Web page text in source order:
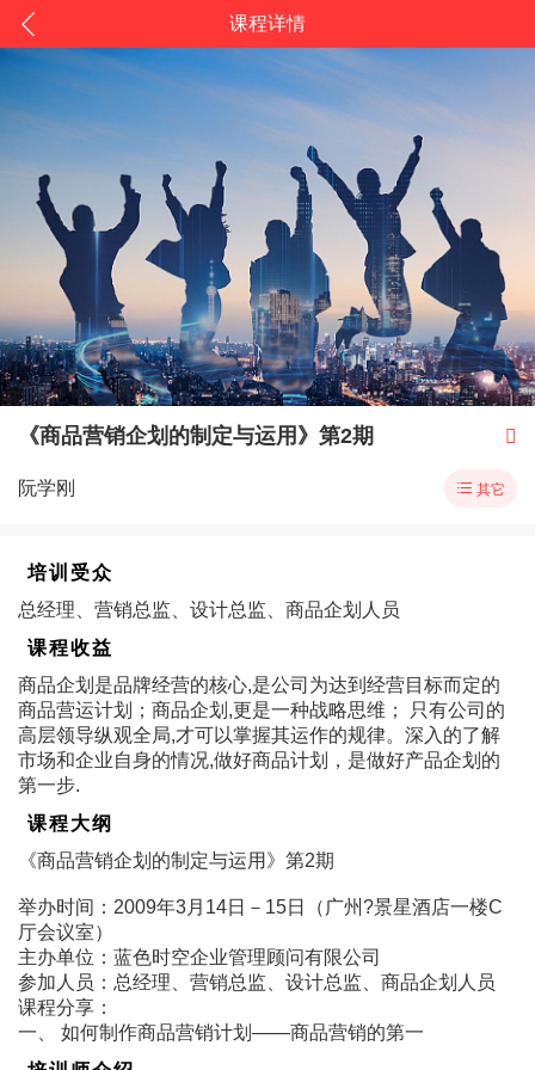
课程详情
《商品营销企划的制定与运用》第2期 
阮学刚  其它
培训受众
总经理、营销总监、设计总监、商品企划人员
课程收益
商品企划是品牌经营的核心,是公司为达到经营目标而定的
商品营运计划；商品企划,更是一种战略思维； 只有公司的
高层领导纵观全局,才可以掌握其运作的规律。深入的了解
市场和企业自身的情况,做好商品计划，是做好产品企划的
第一步.
课程大纲
《商品营销企划的制定与运用》第2期
举办时间：2009年3月14日－15日（广州?景星酒店一楼C
厅会议室）
主办单位：蓝色时空企业管理顾问有限公司
参加人员：总经理、营销总监、设计总监、商品企划人员
课程分享：
一、 如何制作商品营销计划――商品营销的第一